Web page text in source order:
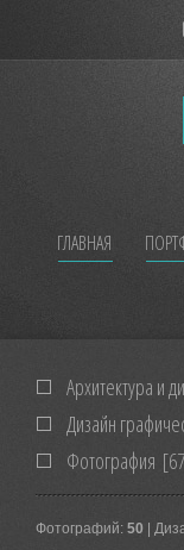
ГЛАВНАЯ
Архитектура и
Дизайн
Фотография
Фотографий: 50 |